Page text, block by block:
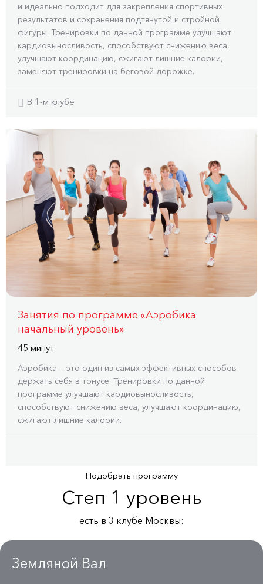
и идеально подходит для закрепления спортивных
результатов и сохранения подтянутой и стройной
фигуры. Тренировки по данной программе улучшают
кардиовыносливость, способствуют снижению веса,
улучшают координацию, сжигают лишние калории,
заменяют тренировки на беговой дорожке.
В 1-м клубе
Занятия по программе «Аэробика
начальный уровень»
45 минут
Аэробика — это один из самых эффективных способов
держать себя в тонусе. Тренировки по данной
программе улучшают кардиовыносливость,
способствуют снижению веса, улучшают координацию,
сжигают лишние калории.
Подобрать программу
Степ 1 уровень
есть в 3 клубe Москвы:
Земляной Вал